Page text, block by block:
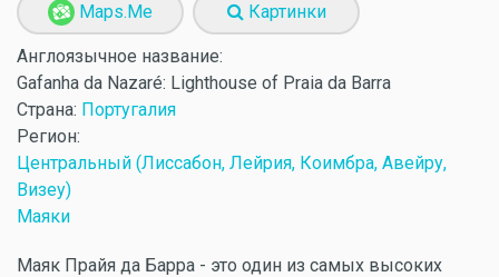
Maps.Me Картинки
Англоязычное название:
Gafanha da Nazaré: Lighthouse of Praia da Barra
Страна: Португалия
Регион:
Центральный (Лиссабон, Лейрия, Коимбра, Авейру,
Визеу)
Маяки
Маяк Прайя да Барра - это один из самых высоких